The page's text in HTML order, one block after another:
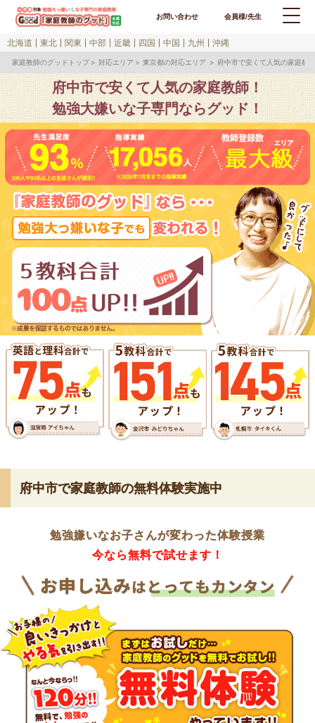
お問い合わせ 会員様/先生
北海道 東北 関東 中部 近畿 四国 中国 九州 沖縄
家庭教師のグッドトップ 対応エリア 東京都の対応エリア 府中市で安くて人気の家庭教
府中市で安くて人気の家庭教師！
勉強大嫌いな子専門ならグッド！
府中市で家庭教師の無料体験実施中
勉強嫌いなお子さんが変わった体験授業
今なら無料で試せます！